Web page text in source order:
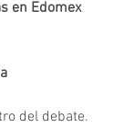
en Edomex
del debate.